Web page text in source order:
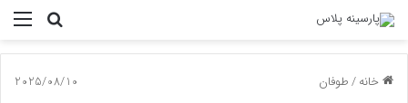
جستجو
خانه/طوفان 2025/08/10